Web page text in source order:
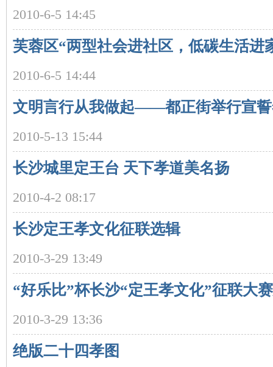
2010-6-5 14:45
芙蓉区“两型社会进社区，低碳生活进
2010-6-5 14:44
文明言行从我做起——都正街举行宣
2010-5-13 15:44
长沙城里定王台 天下孝道美名扬
2010-4-2 08:17
长沙定王孝文化征联选辑
2010-3-29 13:49
“好乐比”杯长沙“定王孝文化”征联大
2010-3-29 13:36
绝版二十四孝图